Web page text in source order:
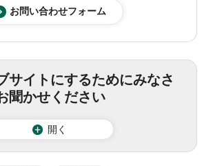
サイトにするためにみなさ
聞かせください
開く